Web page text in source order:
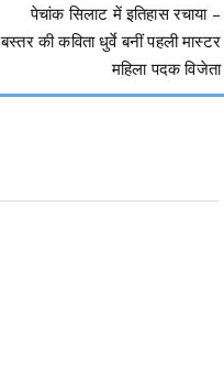
पेचांक सिलाट में इतिहास रचाया –
बस्तर की कविता धुर्वे बनीं पहली मास्टर
महिला पदक विजेता